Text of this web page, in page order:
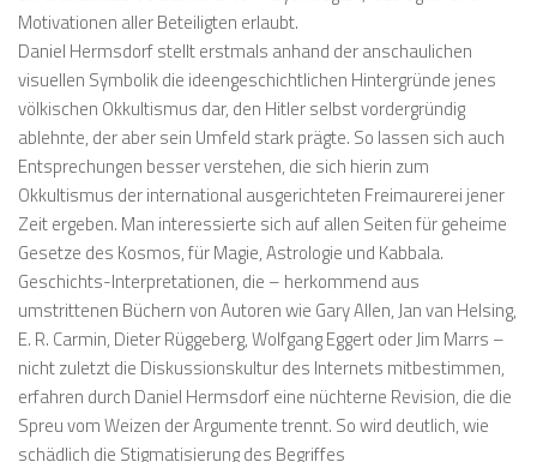
Motivationen aller Beteiligten erlaubt.
Daniel Hermsdorf stellt erstmals anhand der anschaulichen
visuellen Symbolik die ideengeschichtlichen Hintergründe jenes
völkischen Okkultismus dar, den Hitler selbst vordergründig
ablehnte, der aber sein Umfeld stark prägte. So lassen sich auch
Entsprechungen besser verstehen, die sich hierin zum
Okkultismus der international ausgerichteten Freimaurerei jener
Zeit ergeben. Man interessierte sich auf allen Seiten für geheime
Gesetze des Kosmos, für Magie, Astrologie und Kabbala.
Geschichts-Interpretationen, die – herkommend aus
umstrittenen Büchern von Autoren wie Gary Allen, Jan van Helsing,
E. R. Carmin, Dieter Rüggeberg, Wolfgang Eggert oder Jim Marrs –
nicht zuletzt die Diskussionskultur des Internets mitbestimmen,
erfahren durch Daniel Hermsdorf eine nüchterne Revision, die die
Spreu vom Weizen der Argumente trennt. So wird deutlich, wie
schädlich die Stigmatisierung des Begriffes